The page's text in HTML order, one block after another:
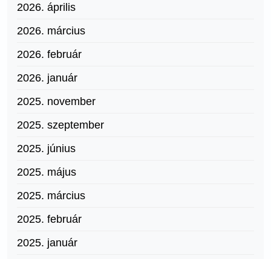
2026. április
2026. március
2026. február
2026. január
2025. november
2025. szeptember
2025. június
2025. május
2025. március
2025. február
2025. január